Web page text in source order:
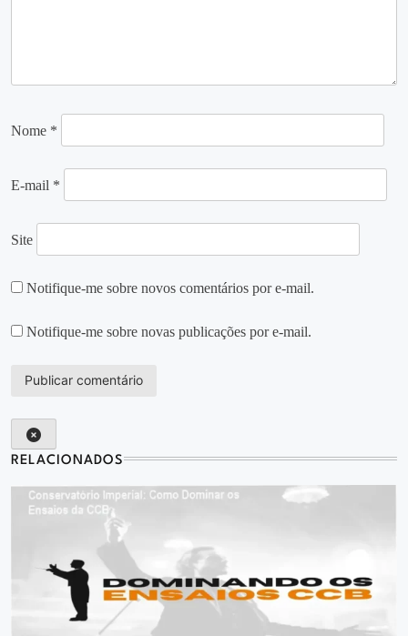
Nome *
E-mail *
Site
Notifique-me sobre novos comentários por e-mail.
Notifique-me sobre novas publicações por e-mail.
RELACIONADOS